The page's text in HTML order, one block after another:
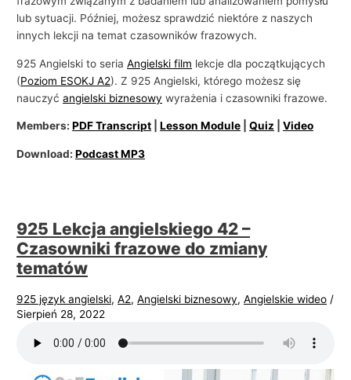
lub sytuacji. Później, możesz sprawdzić niektóre z naszych
innych lekcji na temat czasowników frazowych.
925 Angielski to seriaAngielski film lekcje dla początkujących
(Poziom ESOKJ A2). Z 925 Angielski, którego możesz się
nauczyćangielski biznesowy wyrażenia i czasowniki frazowe.
Members:PDF Transcript |Lesson Module |Quiz |Video
Download:Podcast MP3
925 Lekcja angielskiego 42 –
Czasowniki frazowe do zmiany
tematów
925 język angielski,A2,Angielski biznesowy,Angielskie wideo /
Sierpień 28, 2022